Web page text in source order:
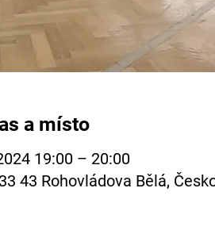
a místo
19:00 – 20:00
43 Rohovládova Bělá,